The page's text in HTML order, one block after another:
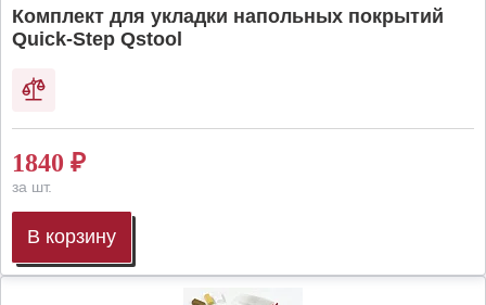
Комплект для укладки напольных покрытий
Quick-Step Qstool
1840 ₽
за шт.
В корзину